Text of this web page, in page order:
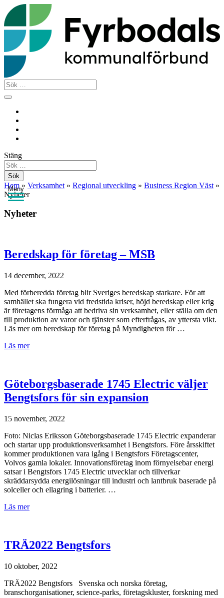
Hoppa
till
innehåll
Sök
Stäng
Sök
Meny
Hem » Verksamhet » Regional utveckling » Business Region Väst »
Nyheter
Nyheter
Beredskap för företag – MSB
14 december, 2022
Med förberedda företag blir Sveriges beredskap starkare. För att
samhället ska fungera vid fredstida kriser, höjd beredskap eller krig
är företagens förmåga att bedriva sin verksamhet, eller ställa om den
till produktion av varor och tjänster som efterfrågas, av yttersta vikt.
Läs mer om beredskap för företag på Myndigheten för …
Läs mer
Göteborgsbaserade 1745 Electric väljer
Bengtsfors för sin expansion
15 november, 2022
Foto: Niclas Eriksson Göteborgsbaserade 1745 Electric expanderar
och startar upp produktionsverksamhet i Bengtsfors. Före årsskiftet
kommer produktionen vara igång i Bengtsfors Företagscenter,
Volvos gamla lokaler. Innovationsföretag inom förnyelsebar energi
satsar i Bengtsfors 1745 Electric utvecklar och tillverkar
skräddarsydda energilösningar till industri och lantbruk baserade på
solceller och ellagring i batterier. …
Läs mer
TRÄ2022 Bengtsfors
10 oktober, 2022
TRÄ2022 Bengtsfors Svenska och norska företag,
branschorganisationer, science-parks, företagskluster, forskning med